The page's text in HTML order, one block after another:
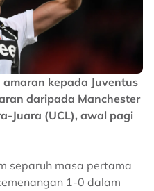
kepada Juventus
daripada Manchester
Juara (UCL), awal pagi
separuh masa pertama
1-0 dalam